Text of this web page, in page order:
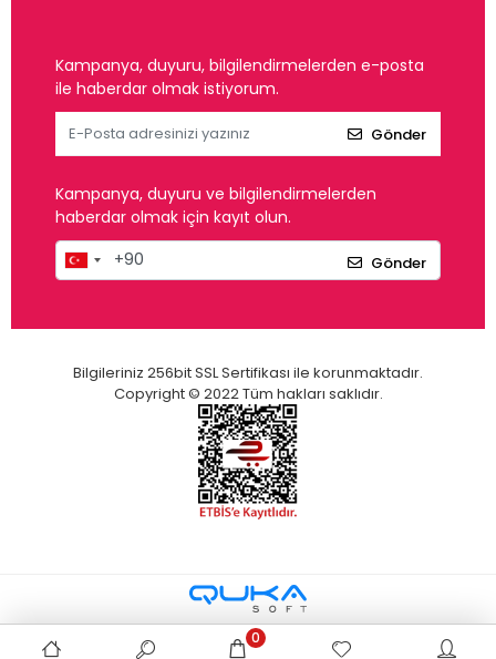
Kampanya, duyuru, bilgilendirmelerden e-posta
ile haberdar olmak istiyorum.
Gönder
Kampanya, duyuru ve bilgilendirmelerden
haberdar olmak için kayıt olun.
Gönder
Bilgileriniz 256bit SSL Sertifikası ile korunmaktadır.
Copyright © 2022 Tüm hakları saklıdır.
0